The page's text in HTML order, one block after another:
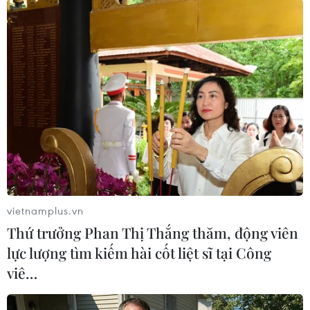
Ủy ban Châu Âu vào tháng 10 đã mở các cuộc
điều tra chính thức về nỗ lực của Meta, TikTok
và X nhằm xóa nội dung có hại khỏi nền tảng
của họ.
Gần đây, những gã khổng lồ công nghệ đang
phải đối mặt với sự giám sát ngày càng tăng do
sự gia tăng nội dung có hại và thông tin sai lệch
sau cuộc chiến Israel-Hamas. FRA cho biết họ
không thể truy cập dữ liệu từ Facebook và
Instagram để phục vụ cho nghiên cứu./.
(TTXVN/Vietnam+)
vietnamplus.vn
Thứ trưởng Phan Thị Thắng thăm, động viên
lực lượng tìm kiếm hài cốt liệt sĩ tại Công
viê…